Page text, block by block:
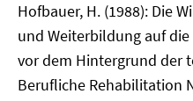
Hofbauer, H. (1988): Die
und Weiterbildung auf
vor dem Hintergrund der
Berufliche Rehabilitation